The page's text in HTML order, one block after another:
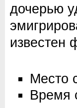
дочерью
известен
Место
Время